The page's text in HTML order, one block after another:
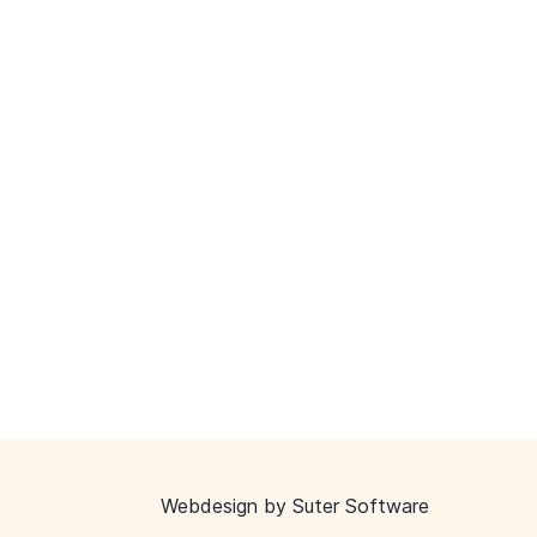
Webdesign bySuter Software